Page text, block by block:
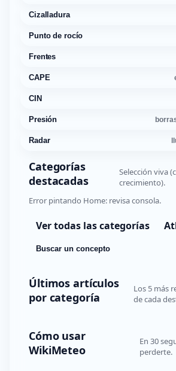
Cizalladura
Punto de rocío
Frentes
CAPE
CIN
Presión
Radar
Categorías
destacadas
Selección viva
crecimiento).
Error pintando Home: revisa consola.
Ver todas las categorías
Buscar un concepto
Últimos artículos
por categoría
Los 5 más
de cada
Cómo usar
WikiMeteo
En 30
perderte.